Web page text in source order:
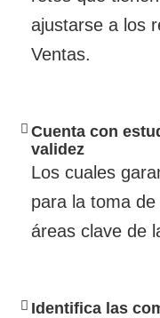
ajustarse a los
Ventas.
Cuenta con
validez
Los cuales
para la toma
áreas clave de
Identifica las